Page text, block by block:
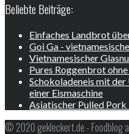
Beliebte Beiträge:
Einfaches Landbrot
Goi Ga -
Vietnamesischer
Pures Roggenbrot
Schokoladeneis mit
einer Eismaschine
Asiatischer Pulled Pork
© 2020 gekleckert.de - Foodblog